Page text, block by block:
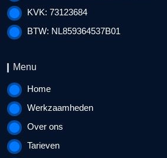
KVK: 73123684
BTW: NL859364537B01
Menu
Home
Werkzaamheden
Over ons
Tarieven